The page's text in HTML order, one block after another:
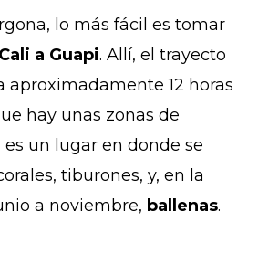
lo más fácil es tomar
Cali a Guapi. Allí, el trayecto
aproximadamente 12 horas
hay unas zonas de
un lugar en donde se
tiburones, y, en la
a noviembre, ballenas.